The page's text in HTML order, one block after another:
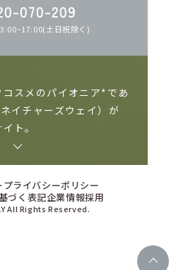
070-209
土日祝除く)
スメのパイオニア*であ
イチャーズウェイ）が
ト。
製品は日本で作る、日
化粧品、オーガニック
開発しています。山梨
認証」を取得したオ
プライバシーポリシー
づく表記企業情報採用
All Rights Reserved.